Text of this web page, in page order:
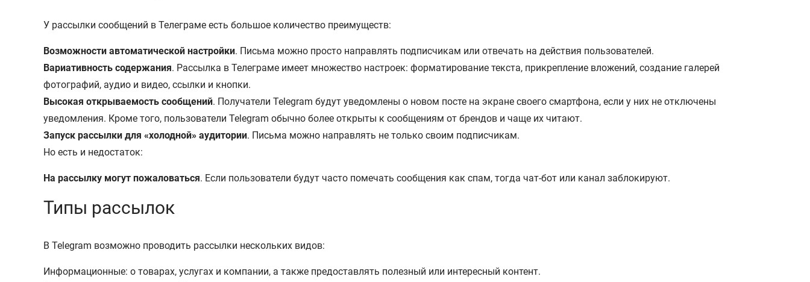
У рассылки сообщений в Телеграме есть большое количество преимуществ:
Возможности автоматической настройки. Письма можно просто направлять подписчикам или отвечать на действия пользователей.
Вариативность содержания. Рассылка в Телеграме имеет множество настроек: форматирование текста, прикрепление вложений, создание галерей
фотографий, аудио и видео, ссылки и кнопки.
Высокая открываемость сообщений. Получатели Telegram будут уведомлены о новом посте на экране своего смартфона, если у них не отключены
уведомления. Кроме того, пользователи Telegram обычно более открыты к сообщениям от брендов и чаще их читают.
Запуск рассылки для «холодной» аудитории. Письма можно направлять не только своим подписчикам.
Но есть и недостаток:
На рассылку могут пожаловаться. Если пользователи будут часто помечать сообщения как спам, тогда чат-бот или канал заблокируют.
Типы рассылок
В Telegram возможно проводить рассылки нескольких видов:
Информационные: о товарах, услугах и компании, а также предоставлять полезный или интересный контент.